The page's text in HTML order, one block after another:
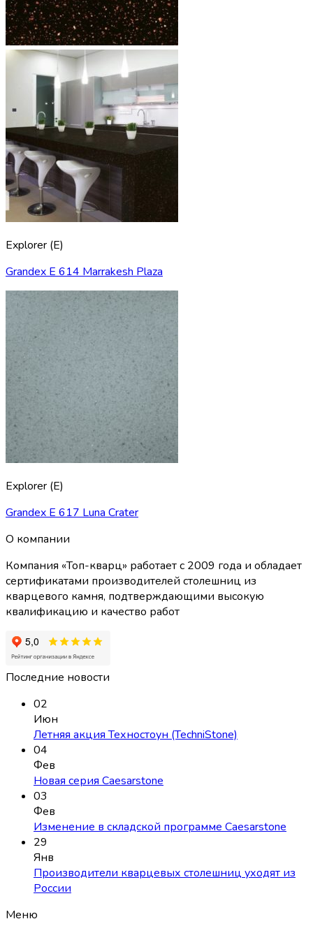
Explorer (E)
Grandex E 614 Marrakesh Plaza
Explorer (E)
Grandex E 617 Luna Crater
О компании
Компания «Топ-кварц» работает с 2009 года и обладает
сертификатами производителей столешниц из
кварцевого камня, подтверждающими высокую
квалификацию и качество работ
Последние новости
02
Июн
Летняя акция Техностоун (TechniStone)
04
Фев
Новая серия Caesarstone
03
Фев
Изменение в складской программе Caesarstone
29
Янв
Производители кварцевых столешниц уходят из
России
Меню